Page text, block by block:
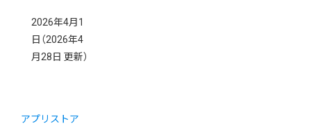
2026年4月1
日 （2026年4
月28日 更新）
アプリストア